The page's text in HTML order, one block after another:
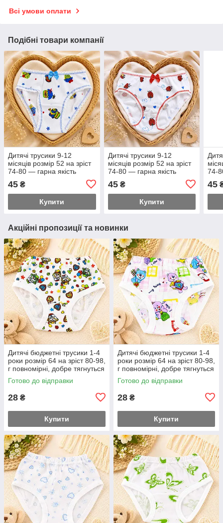
Всі умови оплати
Подібні товари компанії
Дитячі трусики 9-12
місяців розмір 52 на зріст
74-80 — гарна якість
45 ₴
Купити
Дитячі трусики 9-12
місяців розмір 52 на зріст
74-80 — гарна якість
45₴
Купити
74-
45
Акційні пропозиції та новинки
Дитячі бюджетні трусики 1-4
роки розмір 64 на зріст 80-98,
г повномірні, добре тягнуться
Готово до відправки
28 ₴
Купити
Дитячі бюджетні трусики 1-4
роки розмір 64 на зріст 80-98,
г повномірні, добре тягнуться
Готово до відправки
28 ₴
Купити